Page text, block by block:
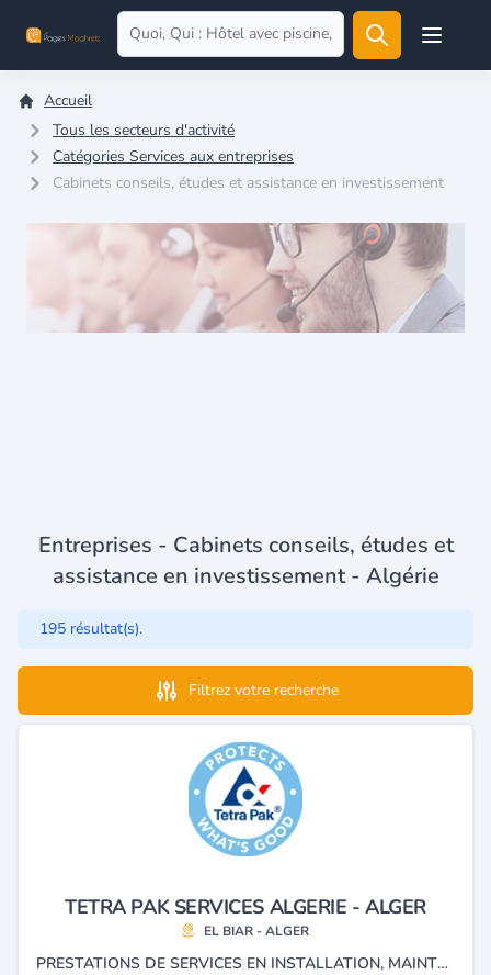
Open
Accueil
Tous les secteurs d'activité
Catégories Services aux entreprises
Cabinets conseils, études et assistance en investissement
Entreprises - Cabinets conseils, études et
assistance en investissement - Algérie
195 résultat(s).
Filtrez votre recherche
TETRA PAK SERVICES ALGERIE - ALGER
EL BIAR - ALGER
PRESTATIONS DE SERVICES EN INSTALLATION, MAINTENANCE ET FORMATION TECHNIQUE.